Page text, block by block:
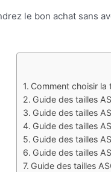
le bon achat
Comment choisir la
Guide des tailles
Guide des tailles
Guide des tailles
Guide des tailles
Guide des tailles
Guide des tailles